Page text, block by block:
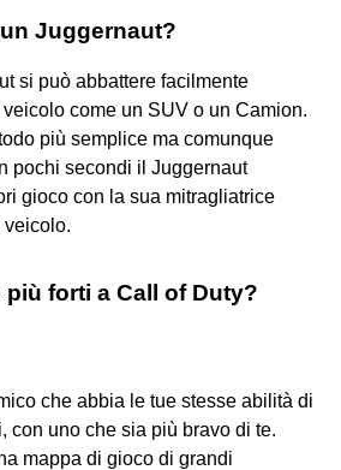
Juggernaut?
si può abbattere facilmente
come un SUV o un Camion.
più semplice ma comunque
pochi secondi il Juggernaut
gioco con la sua mitragliatrice
forti a Call of Duty?
che abbia le tue stesse abilità di
con uno che sia più bravo di te.
mappa di gioco di grandi